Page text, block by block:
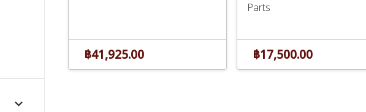
keyboard_arrow_down
฿41,925.00
Parts
฿17,500.00